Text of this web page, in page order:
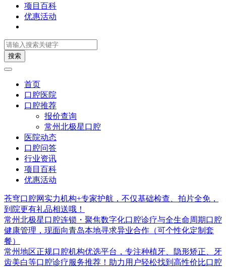
项目百科
优惠活动
搜索
首页
口腔医院
口腔推荐
报价查询
常州北极星口腔
医院动态
口腔问答
行业资讯
项目百科
优惠活动
苍穹口腔网实力机构+专家护航，不仅基础检查、拍片全免，
到院更有礼品相送哦！
常州北极星口腔连锁・聚焦数字化口腔诊疗与全生命周期口腔
健康管理，现面向青岛本地寻求异业合作（可个性化定制套
餐）
常州地区正规口腔机构优选平台，专注种植牙、隐形矫正、牙
齿美白等口腔诊疗服务推荐！助力用户轻松找到高性价比口腔